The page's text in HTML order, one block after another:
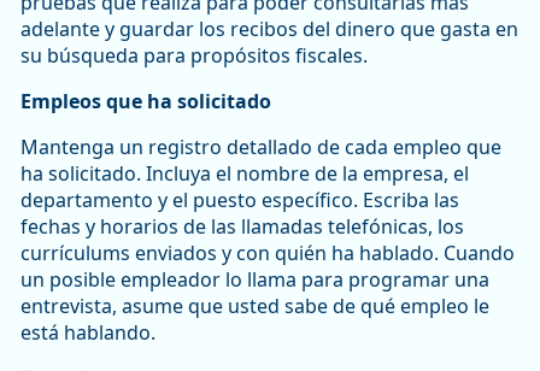
adelante y guardar los recibos del dinero que gasta en
su búsqueda para propósitos fiscales.
Empleos que ha solicitado
Mantenga un registro detallado de cada empleo que
ha solicitado. Incluya el nombre de la empresa, el
departamento y el puesto específico. Escriba las
fechas y horarios de las llamadas telefónicas, los
currículums enviados y con quién ha hablado. Cuando
un posible empleador lo llama para programar una
entrevista, asume que usted sabe de qué empleo le
está hablando.